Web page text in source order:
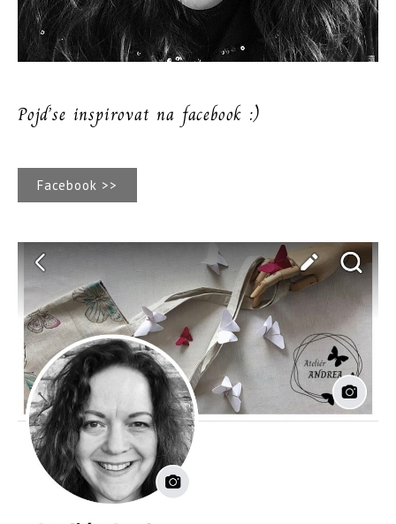
Pojďse inspirovat na facebook :)
Facebook >>